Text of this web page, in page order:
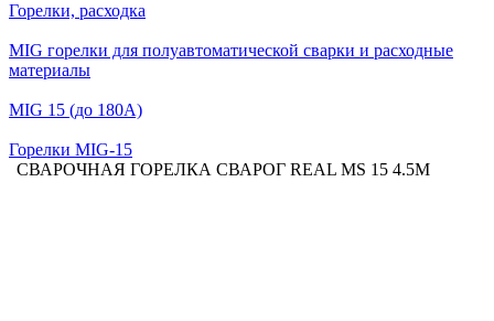
Горелки, расходка
MIG горелки для полуавтоматической сварки и расходные
материалы
MIG 15 (до 180А)
Горелки MIG-15
СВАРОЧНАЯ ГОРЕЛКА СВАРОГ REAL MS 15 4.5М